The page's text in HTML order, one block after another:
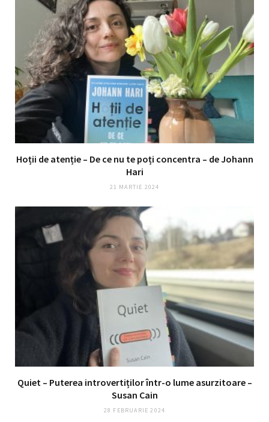
Hoții de atenție – De ce nu te poți concentra – de Johann
Hari
21 MARTIE 2024
Quiet – Puterea introvertiților într-o lume asurzitoare –
Susan Cain
28 FEBRUARIE 2024